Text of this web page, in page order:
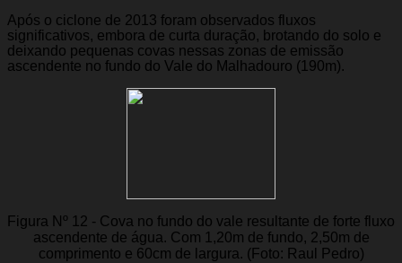
Após o ciclone de 2013 foram observados fluxos
significativos, embora de curta duração, brotando do solo e
deixando pequenas covas nessas zonas de emissão
ascendente no fundo do Vale do Malhadouro (190m).
Figura Nº 12 - Cova no fundo do vale resultante de forte fluxo
ascendente de água. Com 1,20m de fundo, 2,50m de
comprimento e 60cm de largura. (Foto: Raul Pedro)